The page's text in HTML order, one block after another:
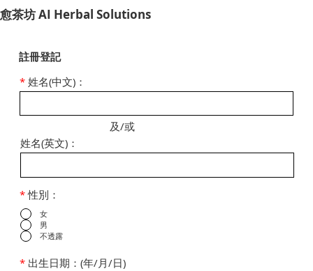
​愈茶坊 AI Herbal Solutions
註冊登記
* 姓名(中文)：
及/或
姓名(英文)：
*性別：
女
男
不透露
*出生日期：(年/月/日)